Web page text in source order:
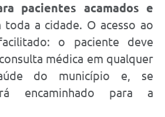
pacientes acamados e
toda a cidade. O acesso ao
o paciente deve
médica em qualquer
do município e, se
encaminhado para a